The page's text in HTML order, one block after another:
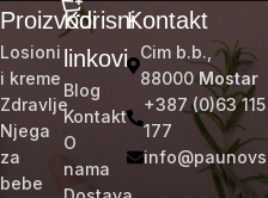
Proizvodi
Losioni
i kreme
Zdravlje
Njega
za
bebe
Korisni
linkovi
Blog
Kontakt
O
nama
Kontakt
Cim b.b.,
88000Mostar
+387 (0)63 115
177